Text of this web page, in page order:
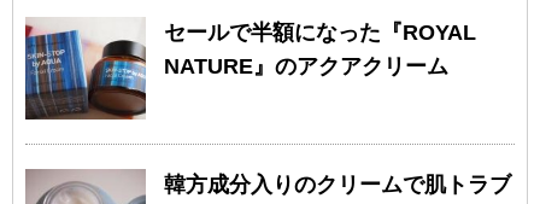
セールで半額になった『ROYAL
NATURE』のアクアクリーム
韓方成分入りのクリームで肌トラブ